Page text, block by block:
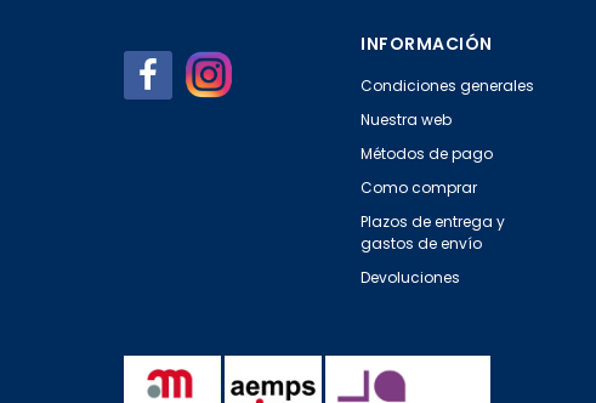
INFORMACIÓN
Condiciones generales
Nuestra web
Métodos de pago
Como comprar
Plazos de entrega y
gastos de envío
Devoluciones